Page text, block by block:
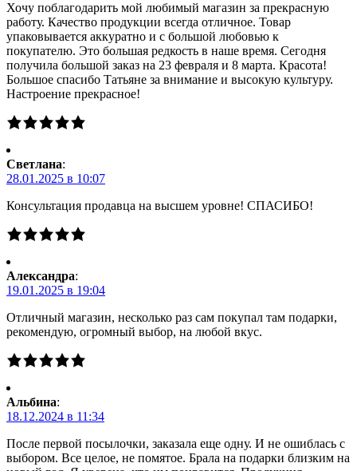
Хочу поблагодарить мой любимый магазин за прекрасную
работу. Качество продукции всегда отличное. Товар
упаковывается аккуратно и с большой любовью к
покупателю. Это большая редкость в наше время. Сегодня
получила большой заказ на 23 февраля и 8 марта. Красота!
Большое спасибо Татьяне за внимание и высокую культуру.
Настроение прекрасное!
Светлана:
28.01.2025 в 10:07
Консультация продавца на высшем уровне! СПАСИБО!
Александра:
19.01.2025 в 19:04
Отличный магазин, несколько раз сам покупал там подарки,
рекомендую, огромный выбор, на любой вкус.
Альбина:
18.12.2024 в 11:34
После первой посылочки, заказала еще одну. И не ошиблась с
выбором. Все целое, не помятое. Брала на подарки близким на